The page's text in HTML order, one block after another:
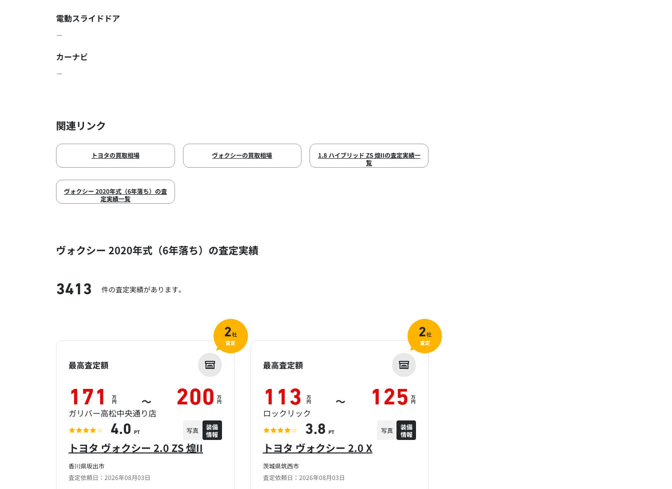
電動スライドドア
－
カーナビ
－
関連リンク
トヨタの買取相場 ヴォクシーの買取相場
1.8 ハイブリッド ZS 煌IIの査定実績一
覧
ヴォクシー 2020年式（6年落ち）の査
定実績一覧
ヴォクシー 2020年式（6年落ち）の査定実績
3413 件の査定実績があります。
香川県坂出市
査定依頼日：2026年08月03日
トヨタ ヴォクシー 2.0 ZS 煌II
最高査定額
171 万
円 ～ 200 万
円
ガリバー高松中央通り店
4.0 PT 写真
装備
情報
2社
査定
茨城県筑西市
査定依頼日：2026年08月03日
トヨタ ヴォクシー 2.0 X
最高査定額
113 万
円 ～ 125 万
円
ロックリック
3.8 PT 写真
装備
情報
2社
査定